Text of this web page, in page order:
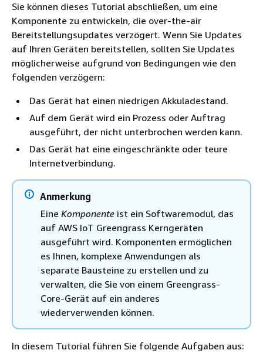
Sie können dieses Tutorial abschließen, um eine
Komponente zu entwickeln, die over-the-air
Bereitstellungsupdates verzögert. Wenn Sie Updates
auf Ihren Geräten bereitstellen, sollten Sie Updates
möglicherweise aufgrund von Bedingungen wie den
folgenden verzögern:
Das Gerät hat einen niedrigen Akkuladestand.
Auf dem Gerät wird ein Prozess oder Auftrag
ausgeführt, der nicht unterbrochen werden kann.
Das Gerät hat eine eingeschränkte oder teure
Internetverbindung.
Anmerkung
Eine Komponente ist ein Softwaremodul, das
auf AWS IoT Greengrass Kerngeräten
ausgeführt wird. Komponenten ermöglichen
es Ihnen, komplexe Anwendungen als
separate Bausteine zu erstellen und zu
verwalten, die Sie von einem Greengrass-
Core-Gerät auf ein anderes
wiederverwenden können.
In diesem Tutorial führen Sie folgende Aufgaben aus: